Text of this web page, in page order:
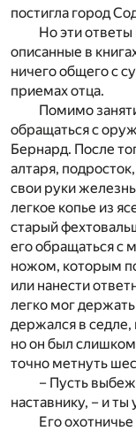
постигла город
Но эти
описанные в
ничего общего с
приемах отца.
Помимо
обращаться с
Бернард. После
алтаря,
свои руки
легкое копье из
старый
его обращаться
ножом, которым
или нанести
легко мог
держался в
но он был
точно метнуть
– Пусть
наставнику, – и
Его